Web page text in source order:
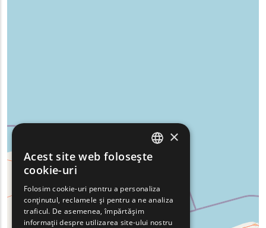
ENGLISH
FRENCH
BULGARIAN
×
Acest site web folosește
cookie-uri
Folosim cookie-uri pentru a personaliza
conținutul, reclamele și pentru a ne analiza
traficul. De asemenea, împărtășim
informații despre utilizarea site-ului nostru